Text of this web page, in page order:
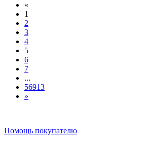
«
1
2
3
4
5
6
7
...
56913
»
Помощь покупателю